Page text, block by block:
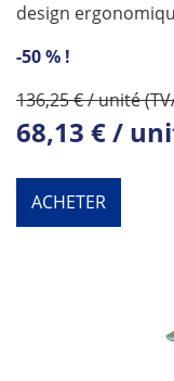
design
-50 % !
136,25 € / unité
68,13 € /
ACHETER